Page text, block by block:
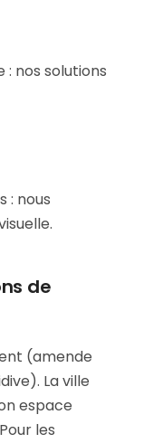
nos solutions
: nous
de
(amende
La ville
espace
les